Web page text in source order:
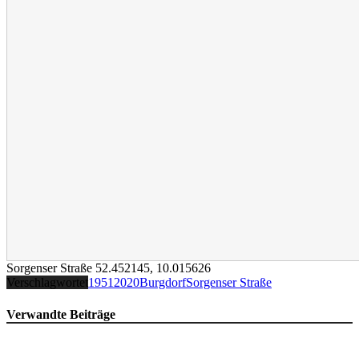
Sorgenser Straße 52.452145, 10.015626
Verschlagwortet1951 2020BurgdorfSorgenser Straße
Verwandte Beiträge